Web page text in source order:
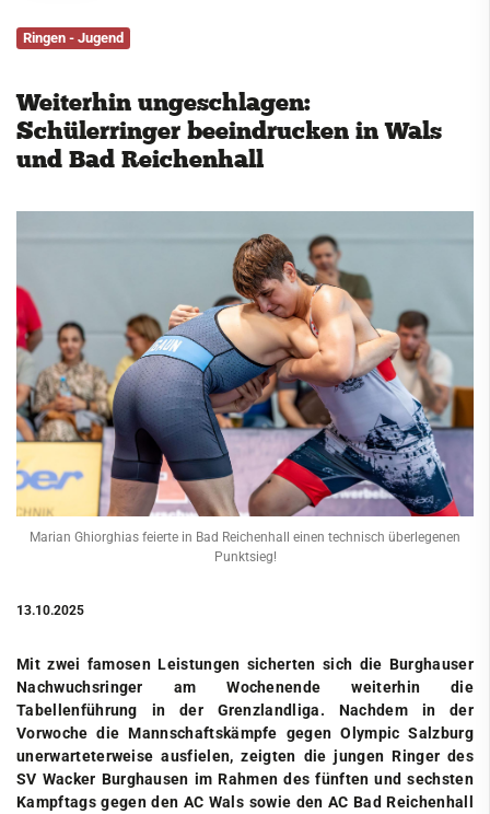
Ringen - Jugend
Weiterhin ungeschlagen:
Schülerringer beeindrucken in Wals
und Bad Reichenhall
Marian Ghiorghias feierte in Bad Reichenhall einen technisch überlegenen
Punktsieg!
13.10.2025
Mit zwei famosen Leistungen sicherten sich die Burghauser
Nachwuchsringer am Wochenende weiterhin die
Tabellenführung in der Grenzlandliga. Nachdem in der
Vorwoche die Mannschaftskämpfe gegen Olympic Salzburg
unerwarteterweise ausfielen, zeigten die jungen Ringer des
SV Wacker Burghausen im Rahmen des fünften und sechsten
Kampftags gegen den AC Wals sowie den AC Bad Reichenhall
Kontakt